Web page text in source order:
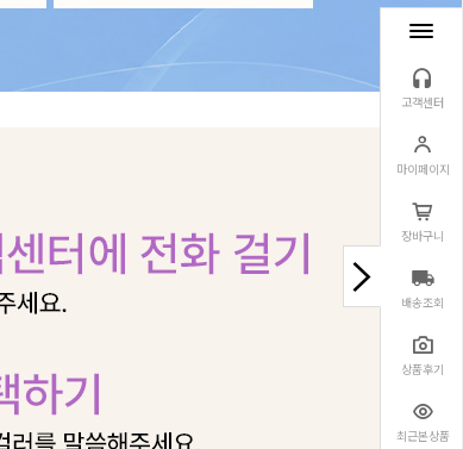
고객센터
마이페이지
장바구니
배송조회
상품후기
최근본상품